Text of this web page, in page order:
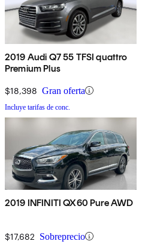
2019 Audi Q7 55 TFSI quattro
Premium Plus
$18,398 Gran oferta
Incluye tarifas de conc.
2019 INFINITI QX60 Pure AWD
$17,682 Sobreprecio